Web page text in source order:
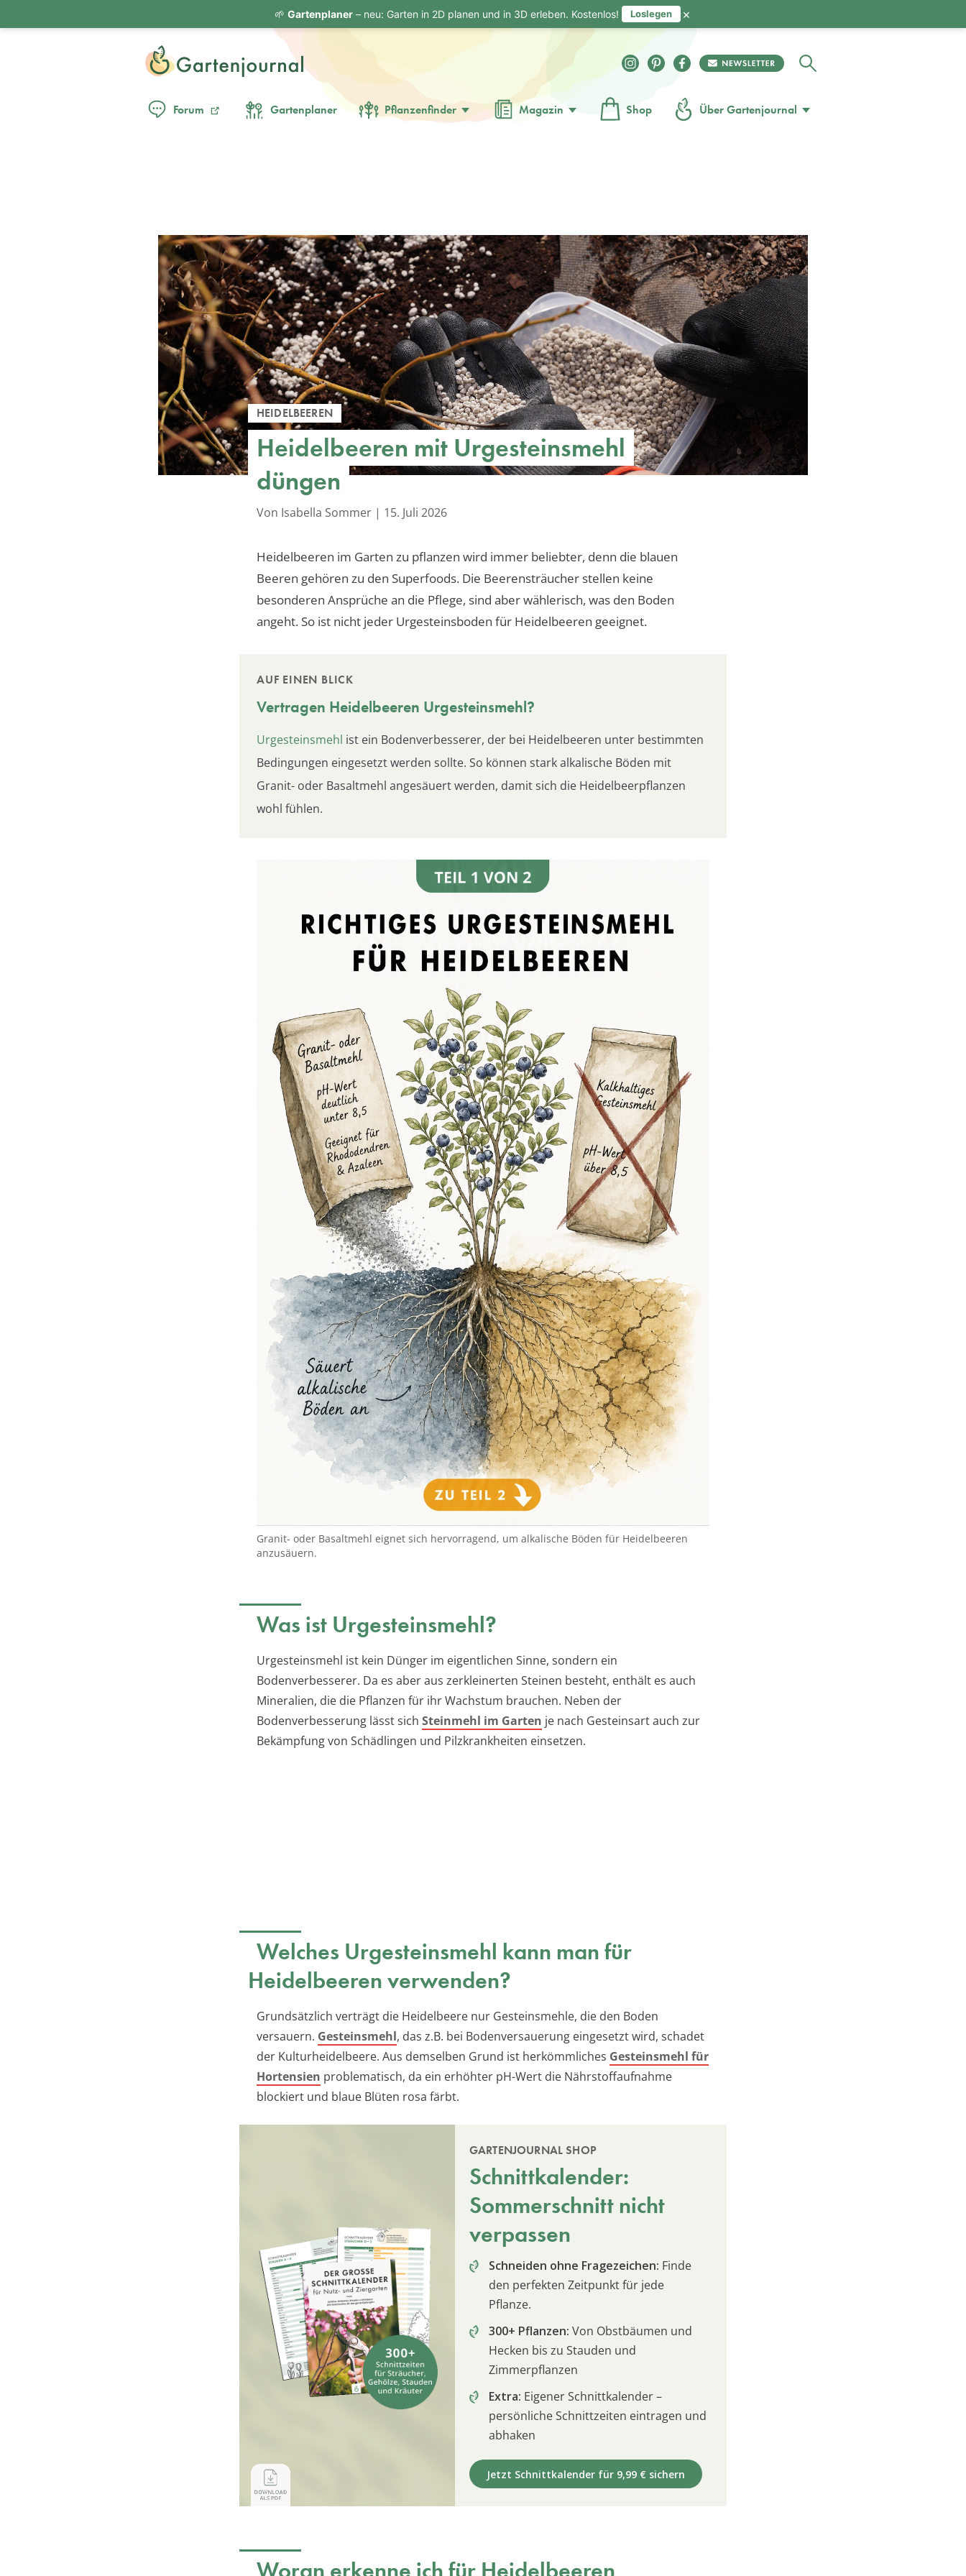
Forum Gartenplaner Pflanzenfinder Magazin Shop Über Gartenjournal
HEIDELBEEREN
Heidelbeeren mit Urgesteinsmehl
düngen
Von Isabella Sommer | 15. Juli 2026
Heidelbeeren im Garten zu pflanzen wird immer beliebter, denn die blauen
Beeren gehören zu den Superfoods. Die Beerensträucher stellen keine
besonderen Ansprüche an die Pflege, sind aber wählerisch, was den Boden
angeht. So ist nicht jeder Urgesteinsboden für Heidelbeeren geeignet.
AUF EINEN BLICK
Vertragen Heidelbeeren Urgesteinsmehl?
Urgesteinsmehl ist ein Bodenverbesserer, der bei Heidelbeeren unter bestimmten
Bedingungen eingesetzt werden sollte. So können stark alkalische Böden mit
Granit- oder Basaltmehl angesäuert werden, damit sich die Heidelbeerpflanzen
wohl fühlen.
Granit- oder Basaltmehl eignet sich hervorragend, um alkalische Böden für Heidelbeeren
anzusäuern.
Was ist Urgesteinsmehl?
Urgesteinsmehl ist kein Dünger im eigentlichen Sinne, sondern ein
Bodenverbesserer. Da es aber aus zerkleinerten Steinen besteht, enthält es auch
Mineralien, die die Pflanzen für ihr Wachstum brauchen. Neben der
Bodenverbesserung lässt sich Steinmehl im Garten je nach Gesteinsart auch zur
Bekämpfung von Schädlingen und Pilzkrankheiten einsetzen.
Welches Urgesteinsmehl kann man für
Heidelbeeren verwenden?
Grundsätzlich verträgt die Heidelbeere nur Gesteinsmehle, die den Boden
versauern. Gesteinsmehl, das z.B. bei Bodenversauerung eingesetzt wird, schadet
der Kulturheidelbeere. Aus demselben Grund ist herkömmliches Gesteinsmehl für
Hortensien problematisch, da ein erhöhter pH-Wert die Nährstoffaufnahme
blockiert und blaue Blüten rosa färbt.
GARTENJOURNAL SHOP
Schnittkalender:
Sommerschnitt nicht
verpassen
Schneiden ohne Fragezeichen: Finde
den perfekten Zeitpunkt für jede
Pflanze.
300+ Pflanzen: Von Obstbäumen und
Hecken bis zu Stauden und
Zimmerpflanzen
Extra: Eigener Schnittkalender –
persönliche Schnittzeiten eintragen und
abhaken
Jetzt Schnittkalender für 9,99 € sichern
🌱 Gartenplaner– neu: Garten in 2D planen und in 3D erleben. Kostenlos! Loslegen ×